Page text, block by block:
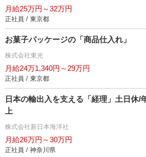
月給25万円～32万円
正社員 / 東京都
お菓子パッケージの「商品仕入れ」
株式会社東光
月給24万1,340円～29万円
正社員 / 東京都
日本の輸出入を支える「経理」土日休/
上
株式会社新日本海洋社
月給26万円～30万円
正社員 / 神奈川県